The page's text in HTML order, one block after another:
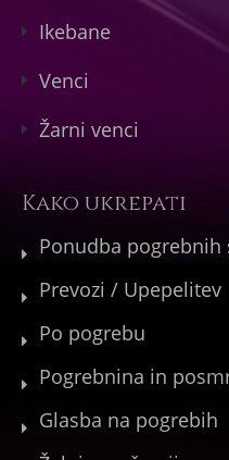
Ikebane
Venci
Žarni venci
Kako ukrepati
Ponudba pogrebnih
Prevozi / Upepelitev
Po pogrebu
Pogrebnina in
Glasba na pogrebih